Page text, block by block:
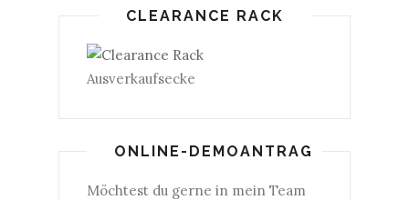
CLEARANCE RACK
Ausverkaufsecke
ONLINE-DEMOANTRAG
Möchtest du gerne in mein Team